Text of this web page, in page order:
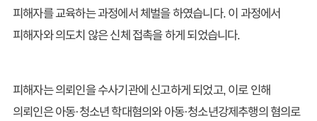
피해자를 교육하는 과정에서 체벌을 하였습니다. 이 과정에서
피해자와 의도치 않은 신체 접촉을 하게 되었습니다.
피해자는 의뢰인을 수사기관에 신고하게 되었고, 이로 인해
의뢰인은 아동·청소년 학대혐의와 아동·청소년강제추행의 혐의로